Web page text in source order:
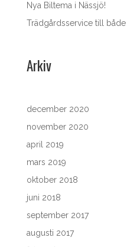
Nya Biltema i Nässjö!
Trädgårdsservice till
Arkiv
december 2020
november 2020
april 2019
mars 2019
oktober 2018
juni 2018
september 2017
augusti 2017